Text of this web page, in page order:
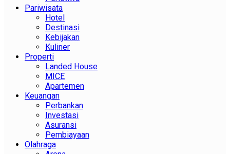
Pariwisata
Hotel
Destinasi
Kebijakan
Kuliner
Properti
Landed House
MICE
Apartemen
Keuangan
Perbankan
Investasi
Asuransi
Pembiayaan
Olahraga